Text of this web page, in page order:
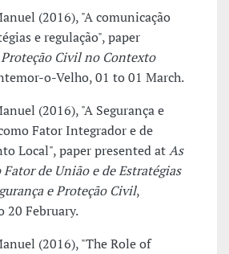
(2016), "A comunicação
e regulação", paper
Civil no Contexto
o-Velho, 01 to 01 March.
(2016), "A Segurança e
Fator Integrador e de
Local", paper presented atAs
de União e de Estratégias
e Proteção Civil,
20 February.
(2016), "The Role of